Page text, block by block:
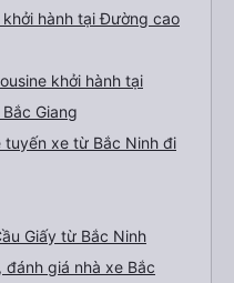
khởi hành tại Đường cao
khởi hành tại
Giang
xe từ Bắc Ninh đi
Giấy từ Bắc Ninh
đánh giá nhà xe Bắc